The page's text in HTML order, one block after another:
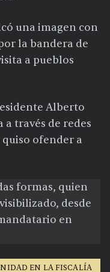
una imagen con
la bandera de
a pueblos
Alberto
través de redes
ofender a
formas, quien
desde
en